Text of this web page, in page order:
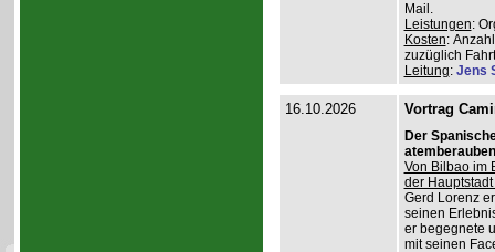
Mail.
Leistungen:
Kosten:
zuzüglich
Leitung: Jens
16.10.2026 Vortrag
Der
Von Bilbao im
der
Gerd Lorenz
seinen
er begegnete
mit seinen